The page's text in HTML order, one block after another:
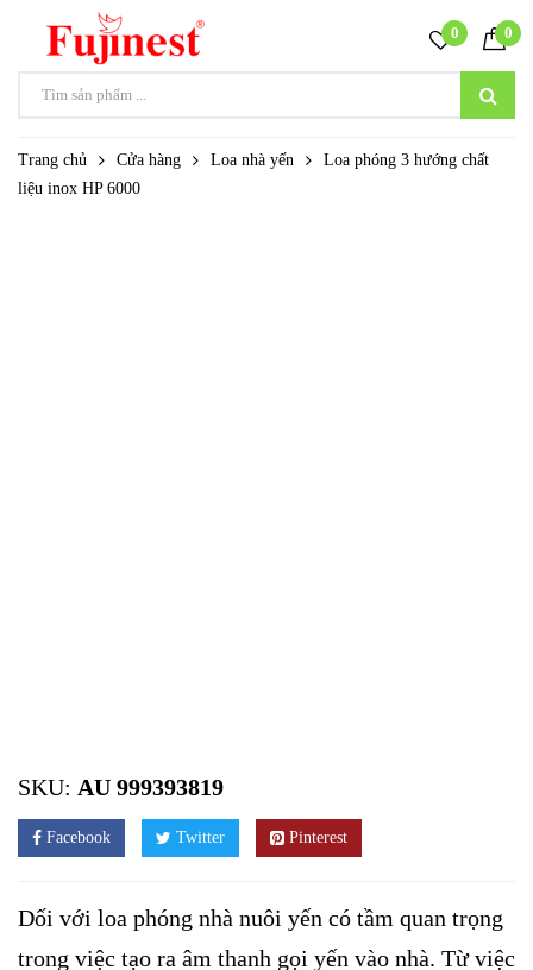
0 0
Trang chủ Cửa hàng Loa nhà yến
Loa phóng 3 hướng chất
liệu inox HP 6000
SKU: AU 999393819
Facebook Twitter Pinterest
Dối với loa phóng nhà nuôi yến có tầm quan trọng
trong việc tạo ra âm thanh gọi yến vào nhà. Từ việc